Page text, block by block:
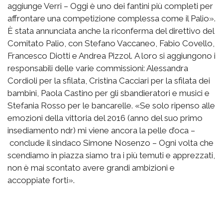
aggiunge Verri – Oggi è uno dei fantini più completi per
affrontare una competizione complessa come il Palio».
È stata annunciata anche la riconferma del direttivo del
Comitato Palio, con Stefano Vaccaneo, Fabio Covello,
Francesco Diotti e Andrea Pizzol. A loro si aggiungono i
responsabili delle varie commissioni: Alessandra
Cordioli per la sfilata, Cristina Cacciari per la sfilata dei
bambini, Paola Castino per gli sbandieratori e musici e
Stefania Rosso per le bancarelle. «Se solo ripenso alle
emozioni della vittoria del 2016 (anno del suo primo
insediamento ndr) mi viene ancora la pelle d’oca –
conclude il sindaco Simone Nosenzo – Ogni volta che
scendiamo in piazza siamo tra i più temuti e apprezzati,
non è mai scontato avere grandi ambizioni e
accoppiate forti».